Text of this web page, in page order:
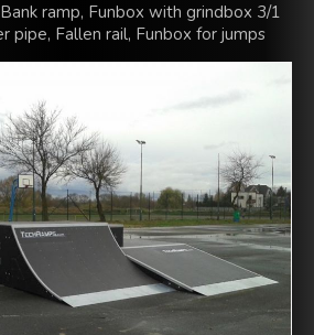
Bank ramp, Funbox with grindbox 3/1
pipe, Fallen rail, Funbox for jumps